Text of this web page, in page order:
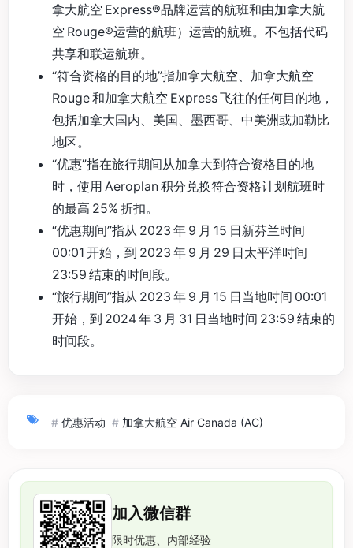
拿大航空 Express®品牌运营的航班和由加拿大航
空 Rouge®运营的航班）运营的航班。不包括代码
共享和联运航班。
“符合资格的目的地”指加拿大航空、加拿大航空
Rouge 和加拿大航空 Express 飞往的任何目的地，
包括加拿大国内、美国、墨西哥、中美洲或加勒比
地区。
“优惠”指在旅行期间从加拿大到符合资格目的地
时，使用 Aeroplan 积分兑换符合资格计划航班时
的最高 25% 折扣。
“优惠期间”指从 2023 年 9 月 15 日新芬兰时间
00:01 开始，到 2023 年 9 月 29 日太平洋时间
23:59 结束的时间段。
“旅行期间”指从 2023 年 9 月 15 日当地时间 00:01
开始，到 2024 年 3 月 31 日当地时间 23:59 结束的
时间段。
# 优惠活动 # 加拿大航空 Air Canada (AC)
加入微信群
限时优惠、内部经验